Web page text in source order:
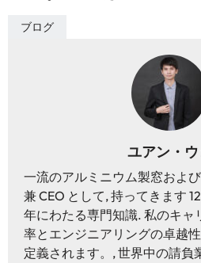
ブログ
ユアン・
一流のアルミニウム製窓およ
兼 CEO として, 持ってきます
年にわたる専門知識. 私のキャ
率とエンジニアリングの卓越
定義されます。, 世界中の請負